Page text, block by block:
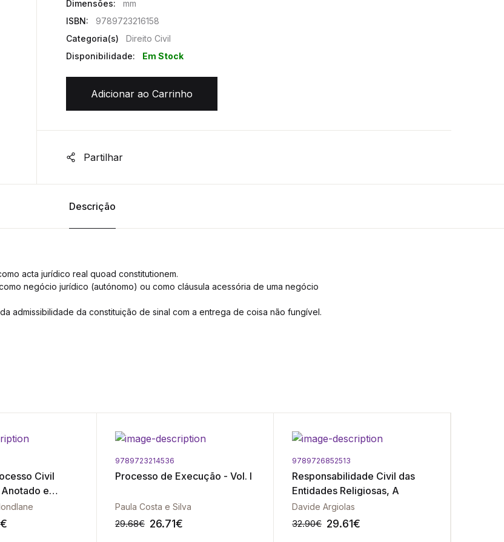
Dimensões:
mm
ISBN:
9789723216158
Categoria(s)
Direito Civil
Disponibilidade:
Em Stock
Adicionar ao Carrinho
Partilhar
Descrição
acta jurídico real quoad constitutionem.
negócio jurídico (autónomo) ou como cláusula acessória de uma negócio
admissibilidade da constituição de sinal com a entrega de coisa não fungível.
Civil
e
Edição
€
9789723214536
Processo de Execução - Vol. I
Paula Costa e Silva
29.68€ 26.71€
9789726852513
Responsabilidade Civil das
Entidades Religiosas, A
Davide Argiolas
32.90€ 29.61€